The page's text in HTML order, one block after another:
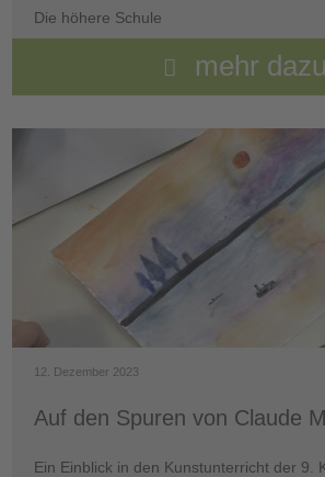
Die höhere Schule
mehr dazu
12. Dezember 2023
Auf den Spuren von Claude
Ein Einblick in den Kunstunterricht der 9.